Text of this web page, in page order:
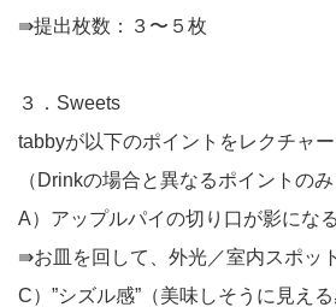
⇛提出枚数：３〜５枚
３．Sweets
tabbyが以下のポイントをレクチャー
（Drinkの場合と異なるポイントのみ
A）アップルパイの切り口が影にな
⇛お皿を回して、外光／室内スポッ
C）”シズル感”（美味しそうに見え